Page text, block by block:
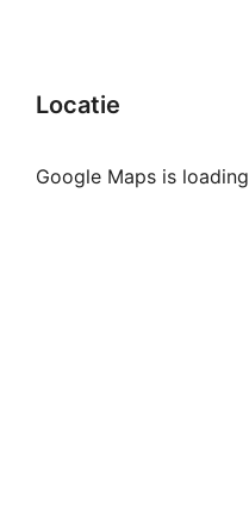
Locatie
Google Maps is loading